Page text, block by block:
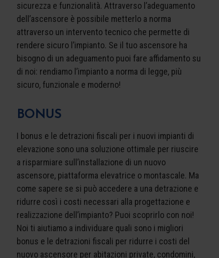
sicurezza e funzionalità. Attraverso l’adeguamento
dell’ascensore è possibile metterlo a norma
attraverso un intervento tecnico che permette di
rendere sicuro l’impianto. Se il tuo ascensore ha
bisogno di un adeguamentopuoi fare affidamento su
di noi: rendiamo l’impianto a norma di legge, più
sicuro, funzionale e moderno!
BONUS
I bonus e le detrazioni fiscali per i nuovi impianti di
elevazione sono una soluzione ottimale per riuscire
a risparmiare sull’installazione di un nuovo
ascensore, piattaforma elevatrice o montascale. Ma
come sapere se si può accedere a una detrazione e
ridurre così i costi necessari alla progettazione e
realizzazione dell’impianto? Puoi scoprirlo con noi!
Noi ti aiutiamo a individuare quali sono i migliori
bonus e le detrazioni fiscali per ridurre i costi del
nuovo ascensore per abitazioni private, condomini,